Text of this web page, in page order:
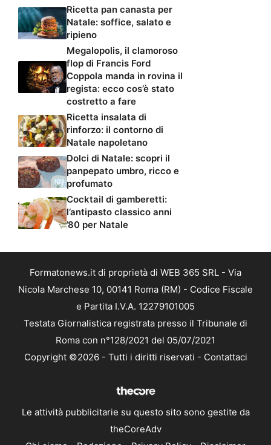
Ricetta pan canasta per
Natale: soffice, salato e
ripieno
Megalopolis, il clamoroso
flop di Francis Ford
Coppola manda in rovina il
regista: ecco cos’è stato
costretto a fare
Ricetta insalata di
rinforzo: il contorno di
Natale napoletano
Dolci di Natale: scopri il
panpepato umbro, ricco e
profumato
Cocktail di gamberetti:
l’antipasto classico anni
’80 per Natale
Formatonews.it di proprietà di WEB 365 SRL - Via
Nicola Marchese 10, 00141 Roma (RM) - Codice Fiscale
e Partita I.V.A. 12279101005
Testata Giornalistica registrata presso il Tribunale di
Roma con n°128/2021 del 05/07/2021
Copyright ©2026 - Tutti i diritti riservati - Contattaci
Le attività pubblicitarie su questo sito sono gestite da
theCoreAdv